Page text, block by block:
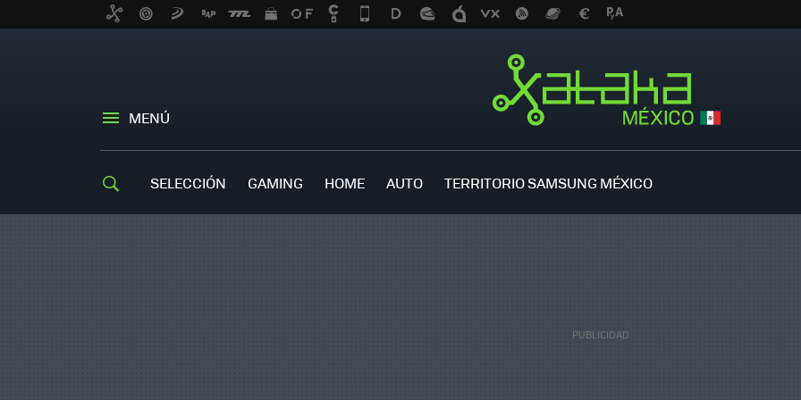
MENÚ
SELECCIÓN GAMING HOME AUTO TERRITORIO SAMSUNG MÉXICO